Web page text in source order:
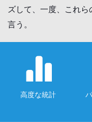
ズして、一度、これ
言う。
高度な統計